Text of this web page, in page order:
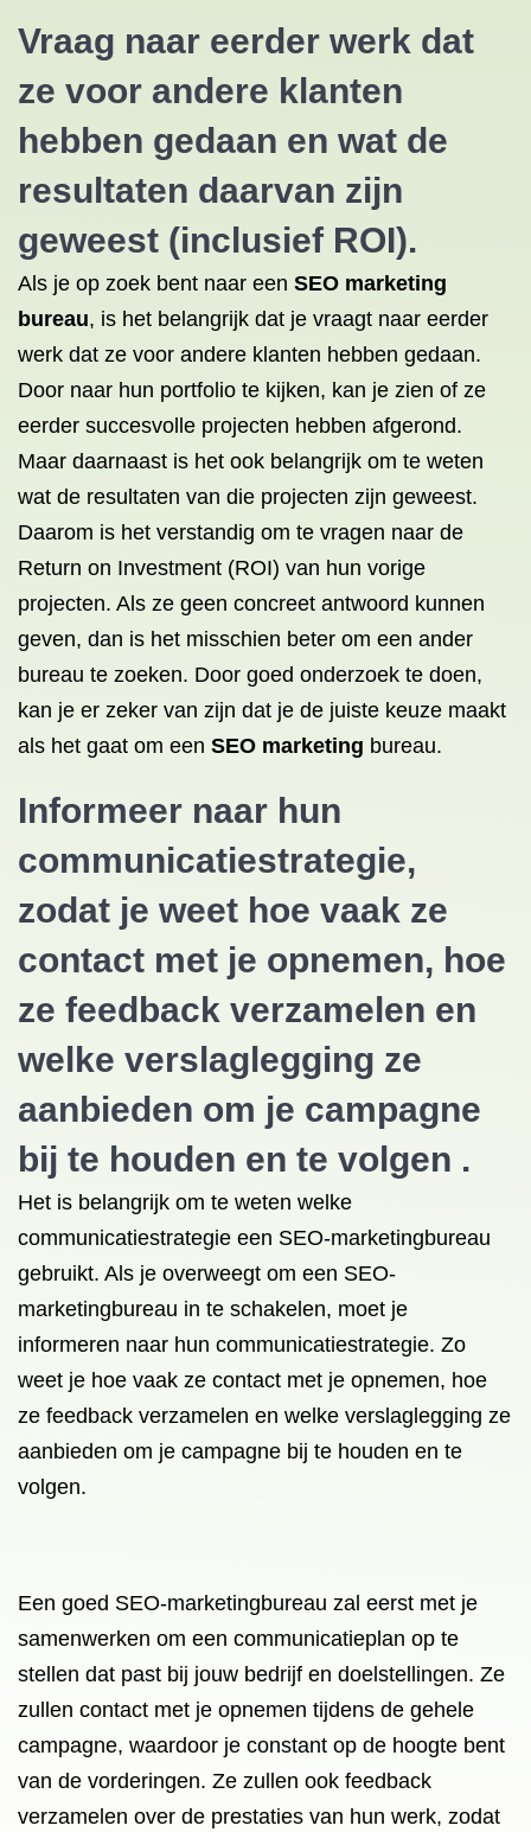
Vraag naar eerder werk dat
ze voor andere klanten
hebben gedaan en wat de
resultaten daarvan zijn
geweest (inclusief ROI).
Als je op zoek bent naar een SEO marketing
bureau, is het belangrijk dat je vraagt naar eerder
werk dat ze voor andere klanten hebben gedaan.
Door naar hun portfolio te kijken, kan je zien of ze
eerder succesvolle projecten hebben afgerond.
Maar daarnaast is het ook belangrijk om te weten
wat de resultaten van die projecten zijn geweest.
Daarom is het verstandig om te vragen naar de
Return on Investment (ROI) van hun vorige
projecten. Als ze geen concreet antwoord kunnen
geven, dan is het misschien beter om een ander
bureau te zoeken. Door goed onderzoek te doen,
kan je er zeker van zijn dat je de juiste keuze maakt
als het gaat om een SEO marketing bureau.
Informeer naar hun
communicatiestrategie,
zodat je weet hoe vaak ze
contact met je opnemen, hoe
ze feedback verzamelen en
welke verslaglegging ze
aanbieden om je campagne
bij te houden en te volgen .
Het is belangrijk om te weten welke
communicatiestrategie een SEO-marketingbureau
gebruikt. Als je overweegt om een ​​SEO-
marketingbureau in te schakelen, moet je
informeren naar hun communicatiestrategie. Zo
weet je hoe vaak ze contact met je opnemen, hoe
ze feedback verzamelen en welke verslaglegging ze
aanbieden om je campagne bij te houden en te
volgen.
Een goed SEO-marketingbureau zal eerst met je
samenwerken om een ​​communicatieplan op te
stellen dat past bij jouw bedrijf en doelstellingen. Ze
zullen contact met je opnemen tijdens de gehele
campagne, waardoor je constant op de hoogte bent
van de vorderingen. Ze zullen ook feedback
verzamelen over de prestaties van hun werk, zodat